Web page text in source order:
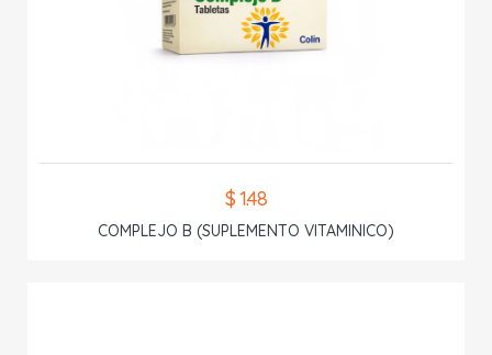
$ 1.48
COMPLEJO B (SUPLEMENTO VITAMINICO)